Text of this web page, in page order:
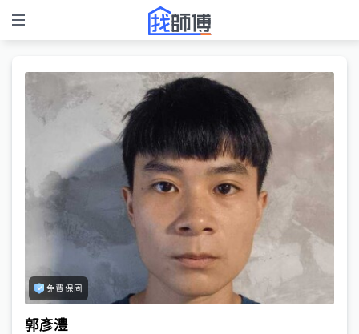
免費保固
郭彥澧